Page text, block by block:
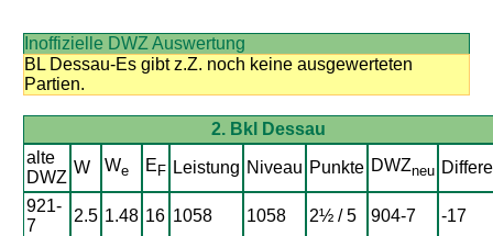
Inoffizielle DWZ Auswertung
BL Dessau-Es gibt z.Z. noch keine ausgewerteten
Partien.
2. Bkl Dessau
alte
DWZ
W We E F Leistung Niveau Punkte DWZneu
921-
7
2.5 1.48 16 1058 1058 2½ / 5 904-7
-17